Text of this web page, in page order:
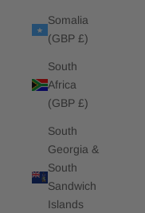
Somalia
(GBP £)
South
Africa
(GBP £)
South
Georgia &
South
Sandwich
Islands